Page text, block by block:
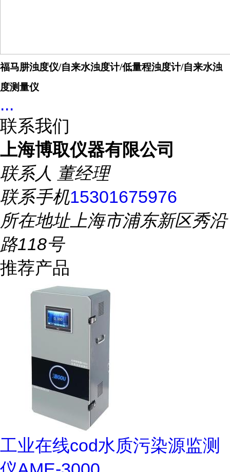
福马肼浊度仪/自来水浊度计/低量程浊度计/自来水浊
度测量仪
...
联系我们
上海博取仪器有限公司
联系人 董经理
联系手机15301675976
所在地址上海市浦东新区秀沿
路118号
推荐产品
工业在线cod水质污染源监测